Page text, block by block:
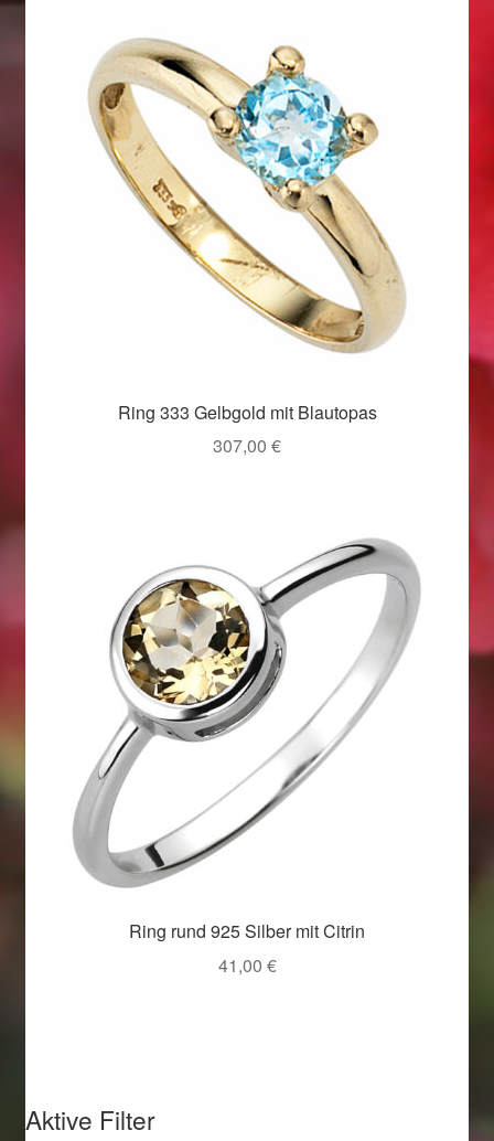
Weihnachtsangebote 2019
Weihnachtsangebote 2020
Weihnachtsangebote 2021
Widerrufsrecht
Woocommerce Predictive Search
Ring 333 Gelbgold mit Blautopas
307,00 €
Ring rund 925 Silber mit Citrin
41,00 €
Aktive Filter